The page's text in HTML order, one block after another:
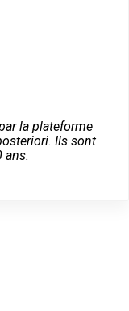
la plateforme
Ils sont
ans.